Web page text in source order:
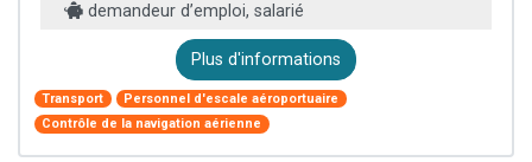
demandeur d’emploi, salarié
Plus d'informations
Transport
Personnel d'escale aéroportuaire
Contrôle de la navigation aérienne